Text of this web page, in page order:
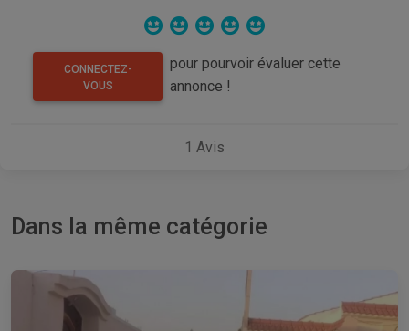
CONNECTEZ-
VOUS
pour pourvoir évaluer cette
annonce !
1 Avis
Dans la même catégorie